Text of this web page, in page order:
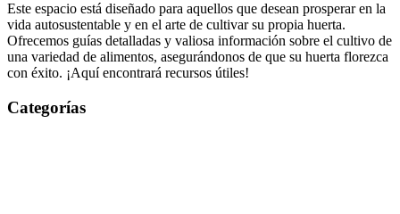
Este espacio está diseñado para aquellos que desean prosperar en la
vida autosustentable y en el arte de cultivar su propia huerta.
Ofrecemos guías detalladas y valiosa información sobre el cultivo de
una variedad de alimentos, asegurándonos de que su huerta florezca
con éxito. ¡Aquí encontrará recursos útiles!
Categorías